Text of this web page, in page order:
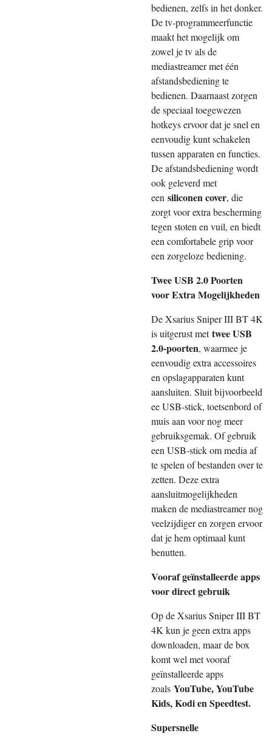
bedienen, zelfs in het donker.
De tv-programmeerfunctie
maakt het mogelijk om
zowel je tv als de
mediastreamer met één
afstandsbediening te
bedienen. Daarnaast zorgen
de speciaal toegewezen
hotkeys ervoor dat je snel en
eenvoudig kunt schakelen
tussen apparaten en functies.
De afstandsbediening wordt
ook geleverd met
een siliconen cover, die
zorgt voor extra bescherming
tegen stoten en vuil, en biedt
een comfortabele grip voor
een zorgeloze bediening.
Twee USB 2.0 Poorten
voor Extra Mogelijkheden
De Xsarius Sniper III BT 4K
is uitgerust mettwee USB
2.0-poorten, waarmee je
eenvoudig extra accessoires
en opslagapparaten kunt
aansluiten. Sluit bijvoorbeeld
ee USB-stick, toetsenbord of
muis aan voor nog meer
gebruiksgemak. Of gebruik
een USB-stick om media af
te spelen of bestanden over te
zetten. Deze extra
aansluitmogelijkheden
maken de mediastreamer nog
veelzijdiger en zorgen ervoor
dat je hem optimaal kunt
benutten.
Vooraf geïnstalleerde apps
voor direct gebruik
Op de Xsarius Sniper III BT
4K kun je geen extra apps
downloaden, maar de box
komt wel met vooraf
geïnstalleerde apps
zoals YouTube, YouTube
Kids, Kodi en Speedtest.
Supersnelle